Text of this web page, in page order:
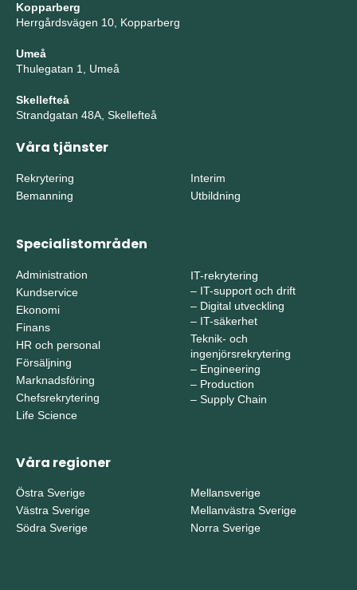
Kopparberg
Herrgårdsvägen 10, Kopparberg
Umeå
Thulegatan 1, Umeå
Skellefteå
Strandgatan 48A, Skellefteå
Våra tjänster
Rekrytering
Bemanning
Interim
Utbildning
Specialistområden
Administration
Kundservice
Ekonomi
Finans
HR och personal
Försäljning
Marknadsföring
Chefsrekrytering
Life Science
IT-rekrytering
– IT-support och drift
– Digital utveckling
– IT-säkerhet
Teknik- och
ingenjörsrekrytering
– Engineering
– Production
– Supply Chain
Våra regioner
Östra Sverige
Västra Sverige
Södra Sverige
Mellansverige
Mellanvästra Sverige
Norra Sverige